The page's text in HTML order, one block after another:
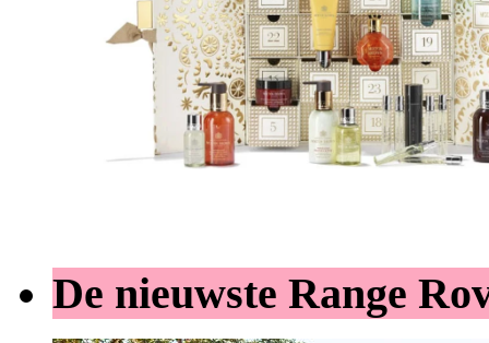
De nieuwste Range